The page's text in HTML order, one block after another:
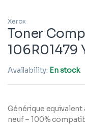
Xerox
Toner
Availability: En stock
Générique equivalent
neuf – 100%